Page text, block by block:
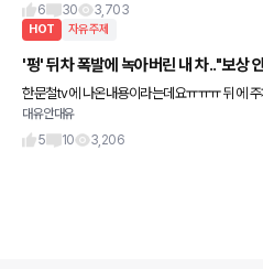
6
30 3,703
HOT 자유주제
'펑' 뒤차 폭발에 녹아버린 내 차.."보상
한문철tv에 나온내용이라는데요ㅠㅠㅠ 뒤에 주차되어 있던 자동차
에서 폭발이 일어나면서 자신의 차량 뒷면이 녹
험사 측으로부터 보상을 받을 수 없다는 답변을
대유안대유
5
10 3,206